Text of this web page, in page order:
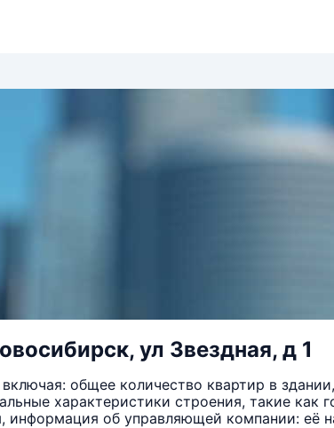
ул Звездная, д 1
общее количество квартир в
характеристики строения, такие как
информация об управляющей компании: её